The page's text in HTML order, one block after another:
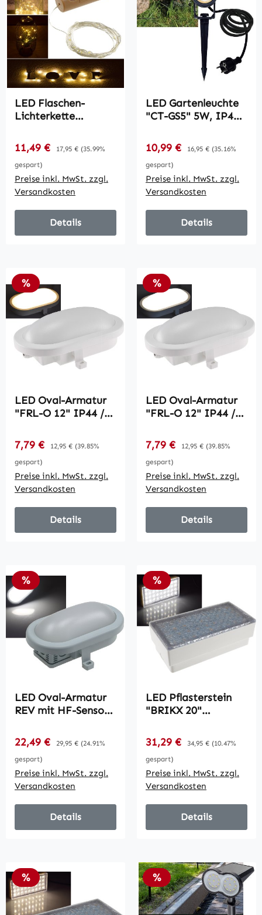
LED Flaschen-
Lichterkette
LEDs, 2m,
warmweiß, Batterie,
10x Set
Verkaufspreis:
11,49 € Regulärer Preis:
17,95 € (35.99%
gespart)
Preise inkl. MwSt. zzgl.
Versandkosten
Details
LED Gartenleuchte
"CT-GS5" 5W, IP44 /
Kabel+Erdspieß,
warmweiß
Verkaufspreis:
10,99 € Regulärer Preis:
16,95 € (35.16%
gespart)
Preise inkl. MwSt. zzgl.
Versandkosten
Details
Rabatt
%
LED Oval-Armatur
"FRL-O 12" IP44 /
Leuchte, 13W,
940lm, 3000K
Verkaufspreis:
7,79 € Regulärer Preis:
12,95 € (39.85%
gespart)
Preise inkl. MwSt. zzgl.
Versandkosten
Details
Rabatt
%
LED Oval-Armatur
"FRL-O 12" IP44 /
Leuchte, 13W,
965lm, 4000K
Verkaufspreis:
7,79 € Regulärer Preis:
12,95 € (39.85%
gespart)
Preise inkl. MwSt. zzgl.
Versandkosten
Details
Rabatt
%
LED Oval-Armatur
REV mit HF-Sensor /
168x115x70mm,
6500K, grau
Verkaufspreis:
22,49 € Regulärer Preis:
29,95 € (24.91%
gespart)
Preise inkl. MwSt. zzgl.
Versandkosten
Details
Rabatt
%
LED Pflasterstein
"BRIKX 20"
20x10x7cm, 255lm,
IP67, 230V
Verkaufspreis:
31,29 € Regulärer Preis:
34,95 € (10.47%
gespart)
Preise inkl. MwSt. zzgl.
Versandkosten
Details
Rabatt
% Rabatt
%